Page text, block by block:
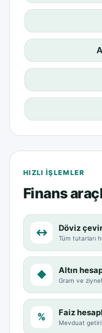
HIZLI IŞLEMLER
Finans
↔ Döviz
Tüm tutarları
◆ Altın
Gram ve ziynet
% Faiz
Mevduat